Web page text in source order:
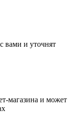
вами и уточнят
магазина и может